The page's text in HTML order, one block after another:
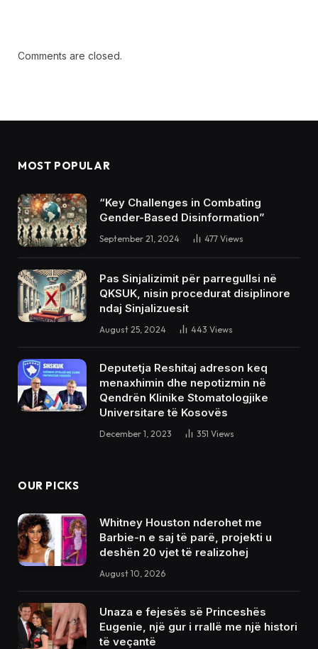
Comments are closed.
MOST POPULAR
“Key Challenges in Combating
Gender-Based Disinformation”
September 21, 2024 477 Views
Pas Sinjalizimit për parregullsi në
QKSUK, nisin procedurat disiplinore
ndaj Sinjalizuesit
August 25, 2024 443 Views
Deputetja Reshitaj adreson keq
menaxhimin dhe nepotizmin në
Qendrën Klinike Stomatologjike
Universitare të Kosovës
December 1, 2023 351 Views
OUR PICKS
Whitney Houston nderohet me
Barbie-n e saj të parë, projekti u
deshën 20 vjet të realizohej
August 10, 2026
Unaza e fejesës së Princeshës
Eugenie, një gur i rrallë me një histori
të veçantë